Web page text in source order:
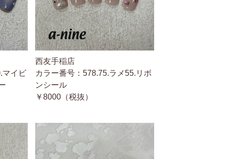
マイビ
西友手稲店
カラー番号：578.75.ラメ55.リボ
ンシール
￥8000（税抜）